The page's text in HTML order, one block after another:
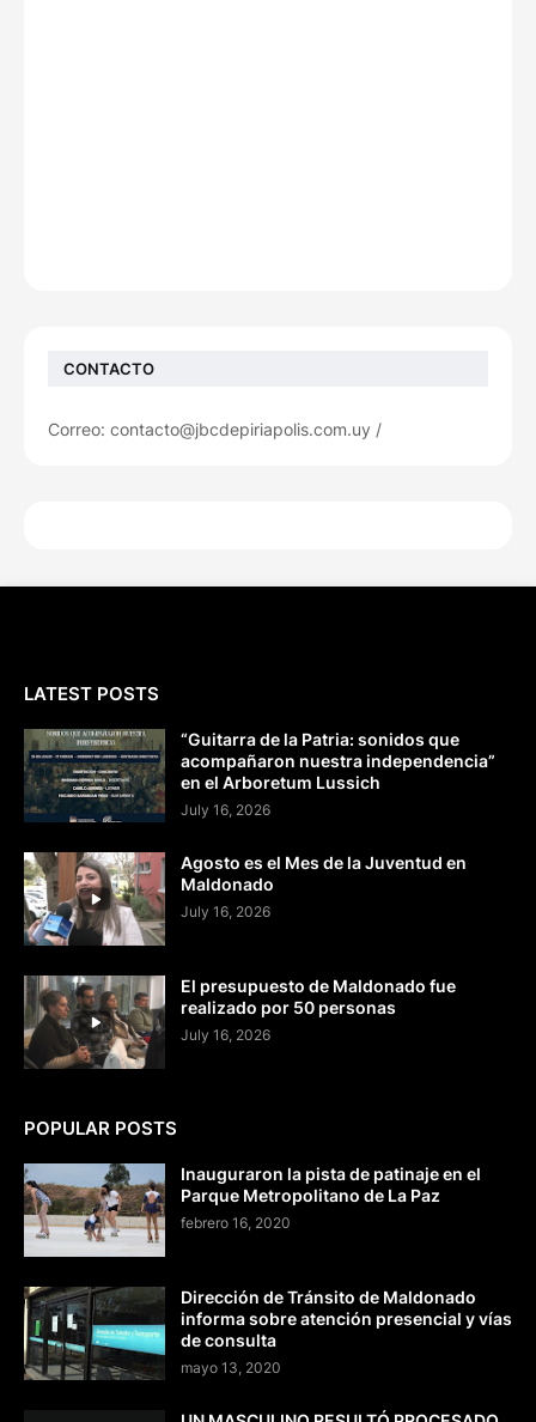
CONTACTO
Correo: contacto@jbcdepiriapolis.com.uy /
LATEST POSTS
“Guitarra de la Patria: sonidos que
acompañaron nuestra independencia”
en el Arboretum Lussich
July 16, 2026
Agosto es el Mes de la Juventud en
Maldonado
July 16, 2026
El presupuesto de Maldonado fue
realizado por 50 personas
July 16, 2026
POPULAR POSTS
Inauguraron la pista de patinaje en el
Parque Metropolitano de La Paz
febrero 16, 2020
Dirección de Tránsito de Maldonado
informa sobre atención presencial y vías
de consulta
mayo 13, 2020